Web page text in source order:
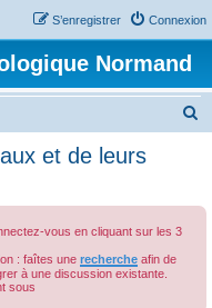
Connexion
S’enregistrer
Normand
et de leurs
vous en cliquant sur les 3
: faîtes une recherche afin de
à une discussion existante.
sous